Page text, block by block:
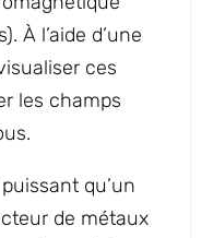
À l’aide d’une
ces
les champs
qu’un
de métaux